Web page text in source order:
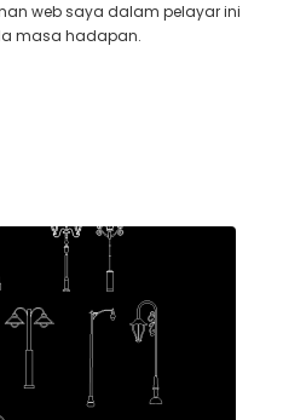
web saya dalam pelayar ini
masa hadapan.